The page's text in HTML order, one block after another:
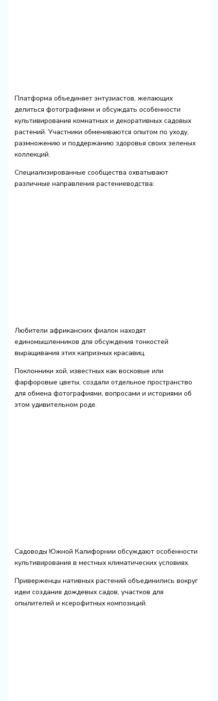
Платформа объединяет энтузиастов, желающих
делиться фотографиями и обсуждать особенности
культивирования комнатных и декоративных садовых
растений. Участники обмениваются опытом по уходу,
размножению и поддержанию здоровья своих зеленых
коллекций.
Специализированные сообщества охватывают
различные направления растениеводства:
Любители африканских фиалок находят
единомышленников для обсуждения тонкостей
выращивания этих капризных красавиц.
Поклонники хой, известных как восковые или
фарфоровые цветы, создали отдельное пространство
для обмена фотографиями, вопросами и историями об
этом удивительном роде.
Садоводы Южной Калифорнии обсуждают особенности
культивирования в местных климатических условиях.
Приверженцы нативных растений объединились вокруг
идеи создания дождевых садов, участков для
опылителей и ксерофитных композиций.